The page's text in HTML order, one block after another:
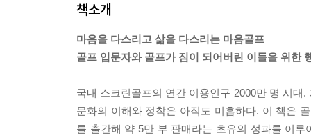
책소개
마음을 다스리고 삶을 다스리는 마음골프
골프 입문자와 골프가 짐이 되어버린 이들을 위한
국내 스크린골프의 연간 이용인구 2000만 명 시
문화의 이해와 정착은 아직도 미흡하다. 이 책은
를 출간해 약 5만 부 판매라는 초유의 성과를 이